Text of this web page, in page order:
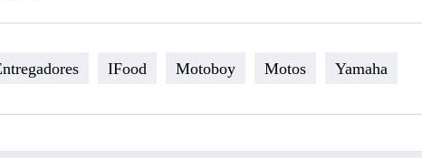
IFood Motoboy Motos Yamaha